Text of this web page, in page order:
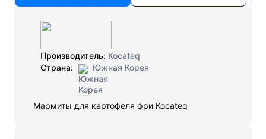
Производитель: Kocateq
Страна:
Южная Корея
Мармиты для картофеля фри Kocateq